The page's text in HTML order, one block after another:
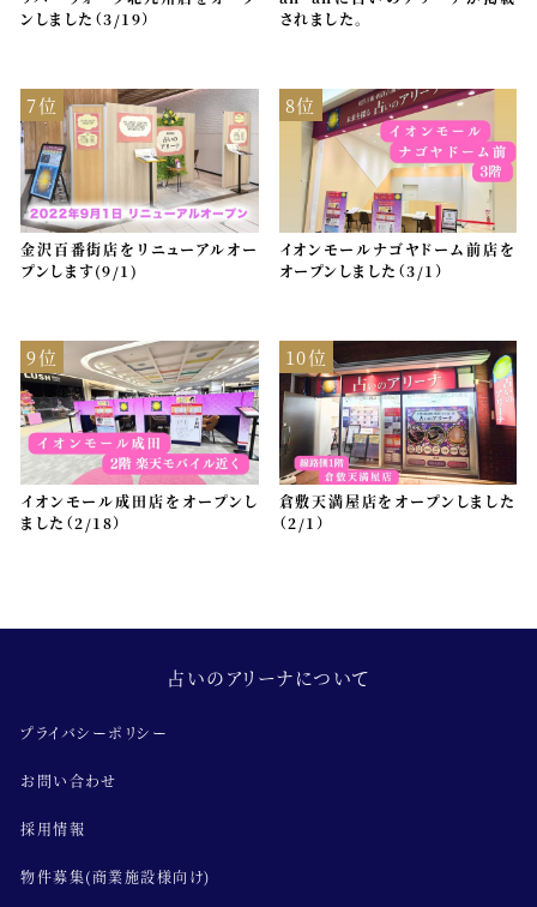
ンしました（3/19）
されました。
金沢百番街店をリニューアルオー
プンします(9/1)
7位
イオンモールナゴヤドーム前店を
オープンしました（3/1）
8位
イオンモール成田店をオープンし
ました（2/18）
9位
倉敷天満屋店をオープンしました
（2/1）
10位
占いのアリーナについて
プライバシーポリシー
お問い合わせ
採用情報
物件募集(商業施設様向け)